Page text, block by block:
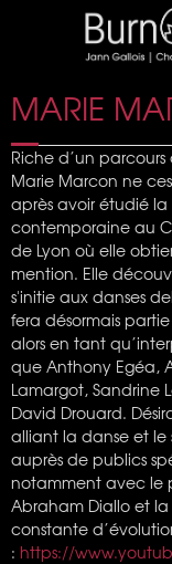
MARIE
Riche d’un
Marie Marcon ne
après avoir étudié la
contemporaine au
de Lyon où elle
mention. Elle
s'initie aux danses
fera désormais
alors en tant
que Anthony Egéa,
Lamargot, Sandrine
David Drouard.
alliant la danse et le
auprès de publics
notamment avec le
Abraham Diallo et
constante
: https://